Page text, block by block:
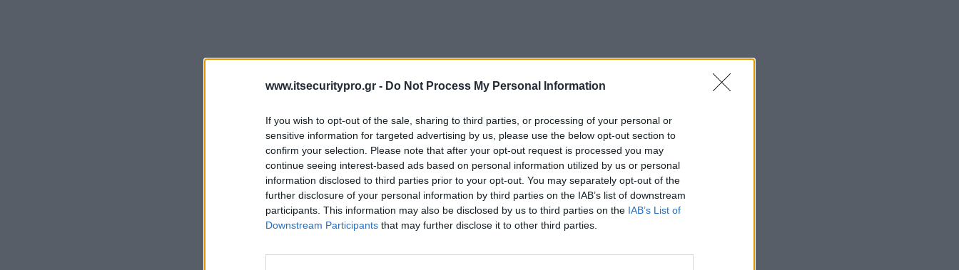
www.itsecuritypro.gr - Do Not Process My Personal Information
If you wish to opt-out of the sale, sharing to third parties, or processing of your personal or
sensitive information for targeted advertising by us, please use the below opt-out section to
confirm your selection. Please note that after your opt-out request is processed you may
continue seeing interest-based ads based on personal information utilized by us or personal
information disclosed to third parties prior to your opt-out. You may separately opt-out of the
further disclosure of your personal information by third parties on the IAB’s list of downstream
participants. This information may also be disclosed by us to third parties on the IAB’s List of
Downstream Participants that may further disclose it to other third parties.